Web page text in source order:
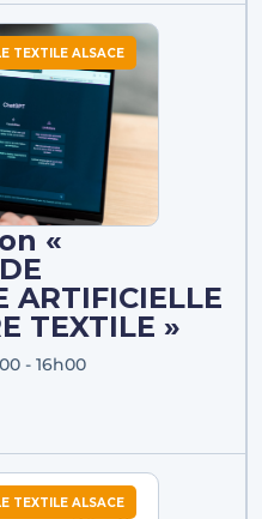
TEXTILE ALSACE
«
ARTIFICIELLE
TEXTILE »
- 16h00
TEXTILE ALSACE